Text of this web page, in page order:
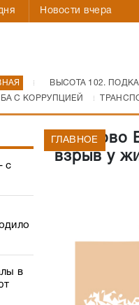
Новости вчера
ВЫСОТА 102.
С КОРРУПЦИЕЙ
с
в
В Котово
взрыв у
ГЛАВНОЕ